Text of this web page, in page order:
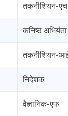
तकनीशियन-एच
कनिष्ठ
तकनीशियन-
निदेशक
वैज्ञानिक-एफ